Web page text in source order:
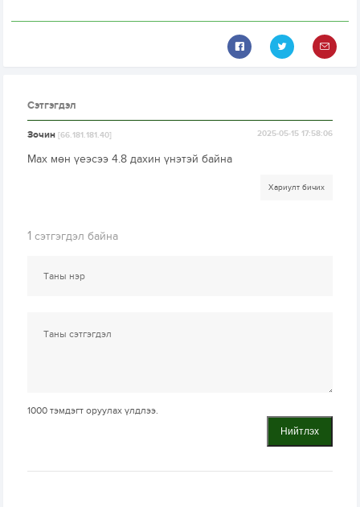
Сэтгэгдэл
Зочин[66.181.181.40] 2025-05-15 17:58:06
Мах мөн үеэсээ 4.8 дахин үнэтэй байна
Хариулт бичих
1 сэтгэгдэл байна
1000 тэмдэгт оруулах үлдлээ.
Нийтлэх